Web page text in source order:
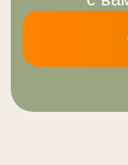
Главная
Услуги
Отзывы
Бронирование